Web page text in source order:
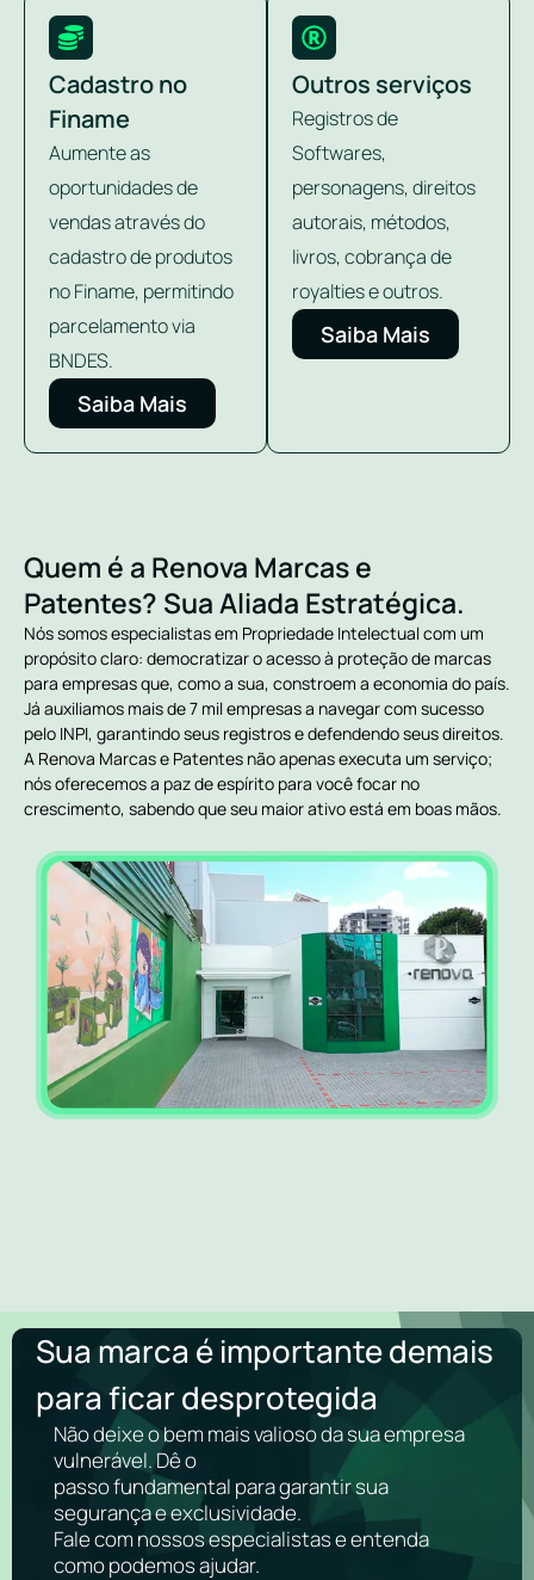
Cadastro no
Finame
Aumente as
oportunidades de
vendas através do
cadastro de produtos
no Finame, permitindo
parcelamento via
BNDES.
Saiba Mais
Outros serviços
Registros de
Softwares,
personagens, direitos
autorais, métodos,
livros, cobrança de
royalties e outros.
Saiba Mais
Quem é a Renova Marcas e
Patentes? Sua Aliada Estratégica.
Nós somos especialistas em Propriedade Intelectual com um
propósito claro: democratizar o acesso à proteção de marcas
para empresas que, como a sua, constroem a economia do país.
Já auxiliamos mais de 7 mil empresas a navegar com sucesso
pelo INPI, garantindo seus registros e defendendo seus direitos.
A Renova Marcas e Patentes não apenas executa um serviço;
nós oferecemos a paz de espírito para você focar no
crescimento, sabendo que seu maior ativo está em boas mãos.
Sua marca é importante demais
para ficar desprotegida
Não deixe o bem mais valioso da sua empresa
vulnerável. Dê o
passo fundamental para garantir sua
segurança e exclusividade.
Fale com nossos especialistas e entenda
como podemos ajudar.